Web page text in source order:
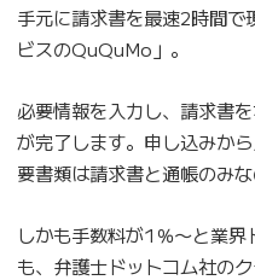
手元に請求書を最速2時間で
ビスのQuQuMo」。
必要情報を入力し、請求書
が完了します。申し込みか
要書類は請求書と通帳のみ
しかも手数料が1％〜と業
も、弁護士ドットコム社の